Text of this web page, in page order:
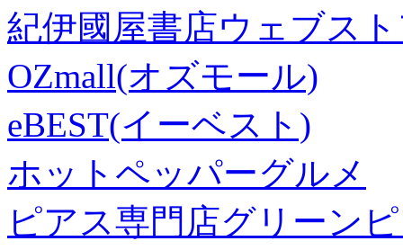
紀伊國屋書店ウェブス
OZmall(オズモール)
eBEST(イーベスト)
ホットペッパーグルメ
ピアス専門店グリーン